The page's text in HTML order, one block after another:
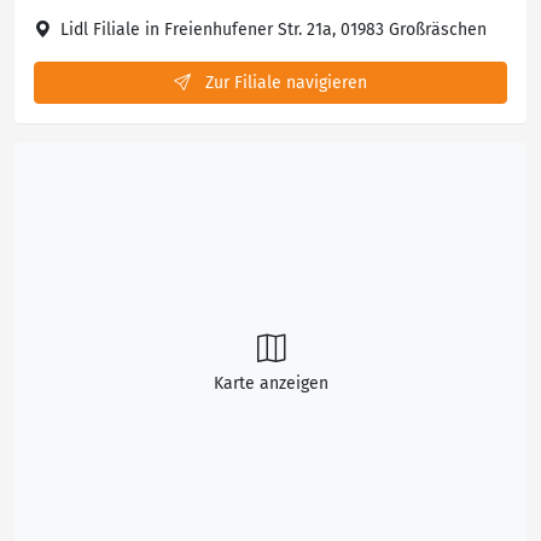
Lidl Filiale in Freienhufener Str. 21a, 01983 Großräschen
Zur Filiale navigieren
Karte anzeigen